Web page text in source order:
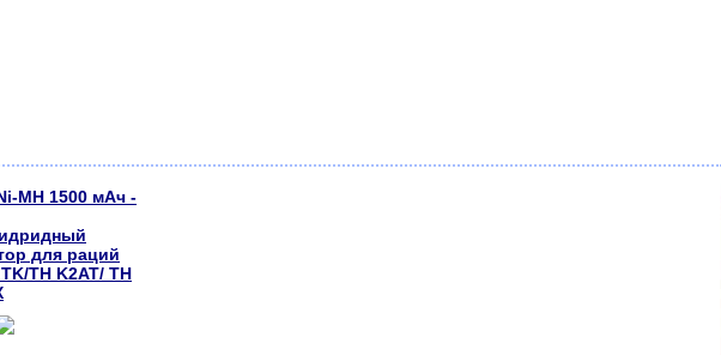
MH 1500 мАч -
для раций
TH K2AT/ TH